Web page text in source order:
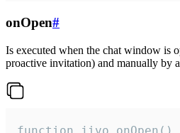
onOpen#
Is executed when the chat window is
proactive invitation) and manually by
function jivo_onOpen()